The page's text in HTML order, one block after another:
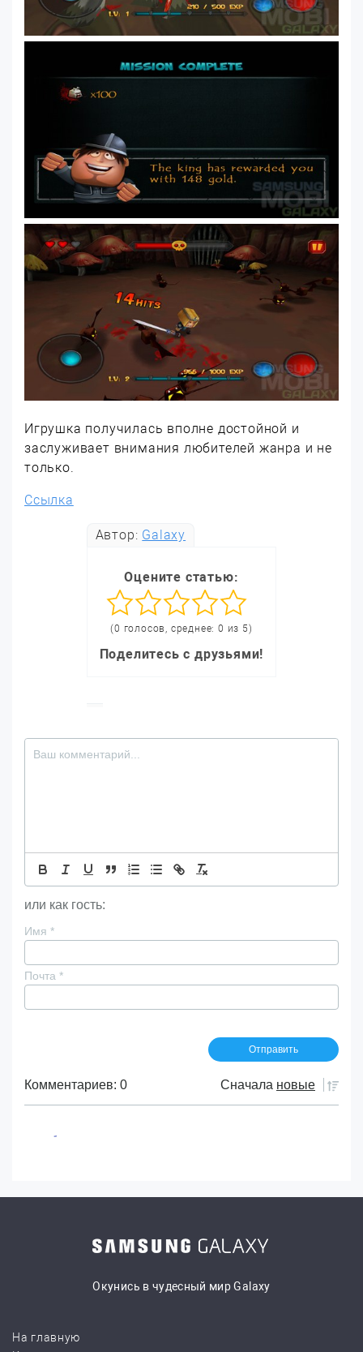
Игрушка получилась вполне достойной и
заслуживает внимания любителей жанра и не
только.
Ссылка
Автор: Galaxy
Оцените статью:
(0 голосов, среднее: 0 из 5)
Поделитесь с друзьями!
или как гость:
Имя *
Почта *
Комментариев: 0 Сначала новые
Окунись в чудесный мир Galaxy
На главную